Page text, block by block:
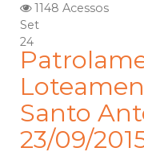
1148 Acessos
Set
24
Santo
23/09/